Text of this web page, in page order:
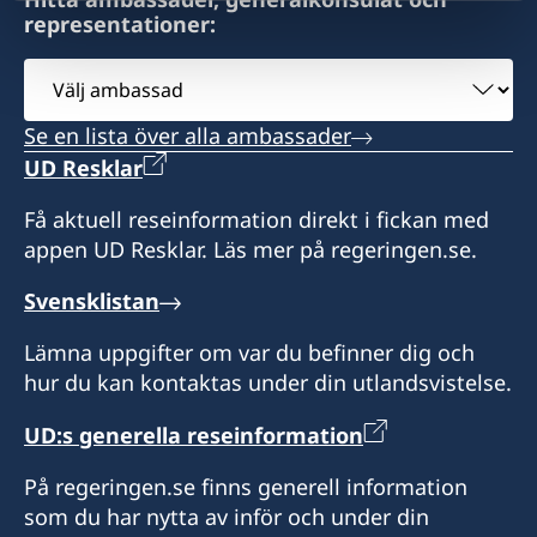
Öppettider:
måndag, onsdag och torsdag 09.00-12.00
tisdag och fredag enbart vid tidsbokning
Konsul:
Robert Rehder
Edificio SCAT, Porlamar
Öppettider: måndag-fredag 09.00-12.00 genom
tidsbokning
Konsul:
José Antolin Mendoza
representationer:
Välj
ambassad
Se en lista över alla ambassader
UD Resklar
Få aktuell reseinformation direkt i fickan med
appen UD Resklar. Läs mer på regeringen.se.
Svensklistan
Lämna uppgifter om var du befinner dig och
hur du kan kontaktas under din utlandsvistelse.
UD:s generella reseinformation
På regeringen.se finns generell information
som du har nytta av inför och under din